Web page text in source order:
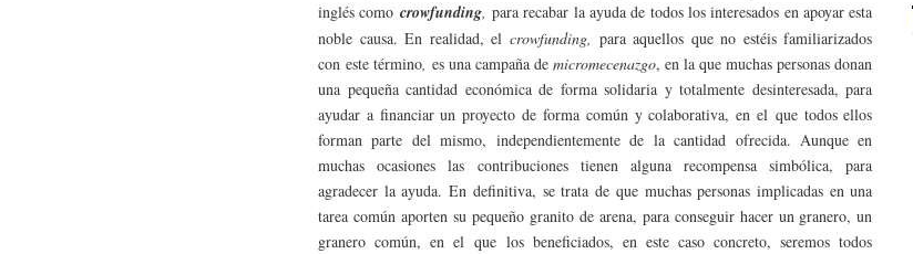
inglés como crowfunding, para recabar la ayuda de todos los interesados en apoyar esta
noble causa. En realidad, el crowfunding, para aquellos que no estéis familiarizados
con este término,es una campaña demicromecenazgo, en la que muchas personas donan
una pequeña cantidad económica de forma solidaria y totalmente desinteresada, para
ayudar a financiar un proyecto de forma común y colaborativa, en el que todos ellos
forman parte del mismo, independientemente de la cantidad ofrecida. Aunque en
muchas ocasiones las contribuciones tienen alguna recompensa simbólica, para
agradecer la ayuda. En definitiva, se trata de que muchas personas implicadas en una
tarea común aporten su pequeño granito de arena, para conseguir hacer un granero, un
granero común, en el que los beneficiados, en este caso concreto, seremos todos